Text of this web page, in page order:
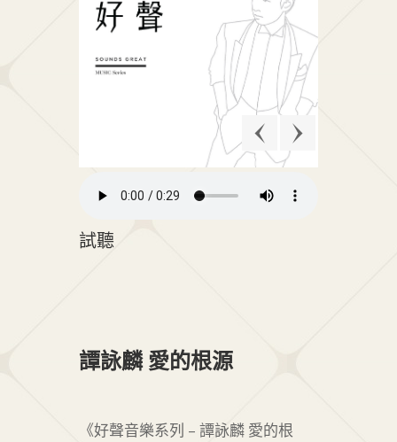
試聽
譚詠麟 愛的根源
《好聲音樂系列 – 譚詠麟 愛的根